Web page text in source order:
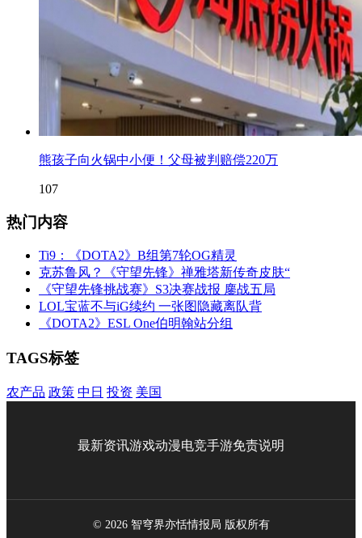
熊孩子向火锅中小便！父母被判赔偿220万
107
热门内容
Ti9：《DOTA2》B组第7轮OG精灵
克苏鲁风？《守望先锋》禅雅塔新传奇皮肤“
《守望先锋挑战赛》S3决赛战报 鏖战五局
LOL宝蓝不与iG续约 一张图隐藏离队背
《DOTA2》ESL One伯明翰站分组
TAGS标签
农产品 政策 中日 投资 美国
最新资讯游戏动漫电竞手游免责说明
© 2026 智穹界亦恬情报局 版权所有